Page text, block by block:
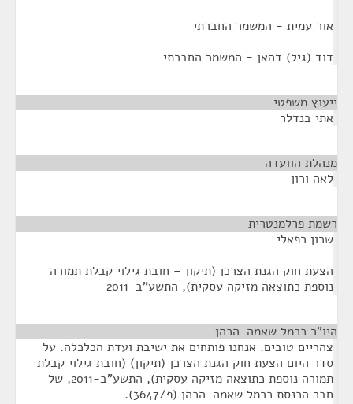
אור עמית - המשמר החברתי
דוד (גיל) דהאן - המשמר החברתי
ייעוץ משפטי
אתי בנדלר
מנהלת הוועדה
לאה ורון
רשמת פרלמנטרית
שרון רפאלי
הצעת חוק הגנת הצרכן (תיקון – חובת גילוי קבלת תמורה
נוספת כתוצאה מזיקה עסקית), התשע"ב-2011
היו"ר כרמל שאמה-הכהן
צהריים טובים. אנחנו פותחים את ישיבת ועדת הכלכלה. על
סדר היום הצעת חוק הגנת הצרכן (תיקון) (חובת גילוי קבלת
תמורה נוספת כתוצאה מזיקה עסקית), התשע"ב-2011, של
חבר הכנסת כרמל שאמה-הכהן (פ/3647).